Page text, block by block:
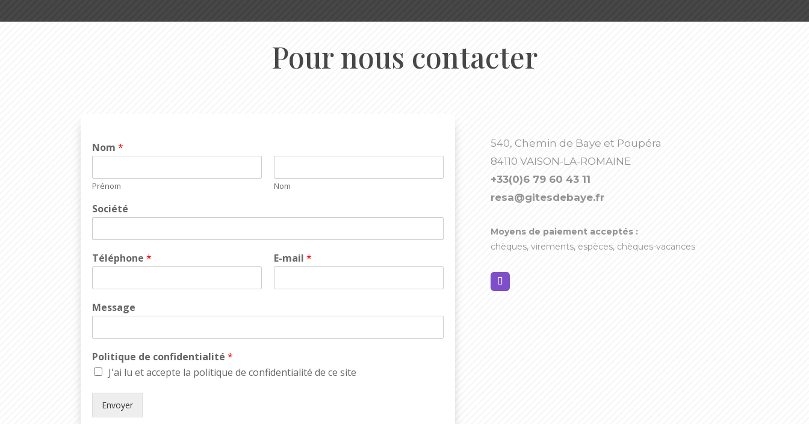
Pour nous contacter
Nom*
Prénom Nom
Société
Téléphone* E-mail*
Message
Politique de confidentialité*
J'ai lu et accepte la politique de confidentialité de ce site
Envoyer
540, Chemin de Baye et Poupéra
84110 VAISON-LA-ROMAINE
+33(0)6 79 60 43 11
resa@gitesdebaye.fr
Moyens de paiement acceptés :
chèques, virements, espèces, chèques-vacances